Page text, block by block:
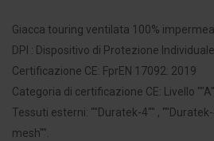
Giacca touring ventilata 100%
DPI : Dispositivo di Protezione Individuale
Certificazione CE: FprEN 17092: 2019
Categoria di certificazione CE: Livello
Tessuti esterni: ""Duratek-4"" ,
mesh"".